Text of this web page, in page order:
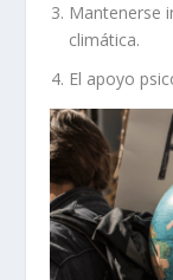
Mantenerse
climática.
El apoyo